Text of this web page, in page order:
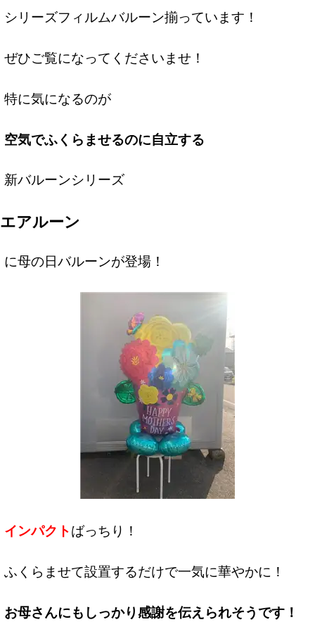
シリーズフィルムバルーン揃っています！
ぜひご覧になってくださいませ！
特に気になるのが
空気でふくらませるのに自立する
新バルーンシリーズ
エアルーン
に母の日バルーンが登場！
インパクトばっちり！
ふくらませて設置するだけで一気に華やかに！
お母さんにもしっかり感謝を伝えられそうです！